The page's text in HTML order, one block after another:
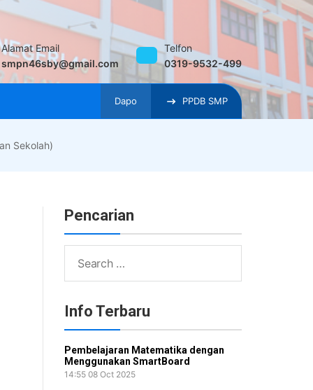
Alamat Email
smpn46sby@gmail.com
Telfon
0319-9532-499
Dapo PPDB SMP
Sekolah)
Pencarian
Info Terbaru
Pembelajaran Matematika dengan
Menggunakan SmartBoard
14:55 08 Oct 2025